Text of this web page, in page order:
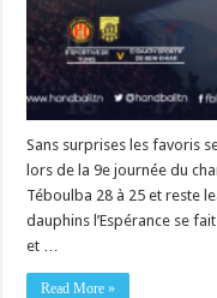
Sans surprises les favoris
lors de la 9e journée du
Téboulba 28 à 25 et reste
dauphins l’Espérance se
et …
Read More »